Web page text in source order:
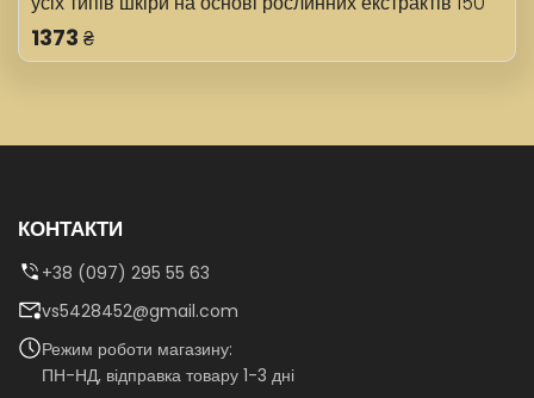
мл
1373 ₴
КОНТАКТИ
+38 (097) 295 55 63
vs5428452@gmail.com
Режим роботи магазину:
ПН-НД, відправка товару 1-3 дні